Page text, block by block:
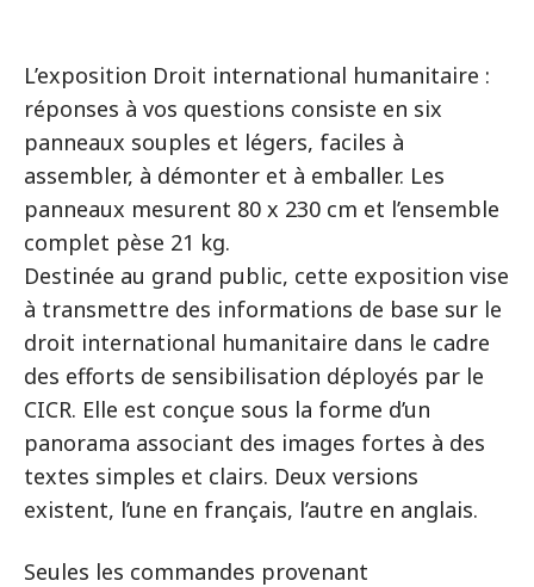
L’exposition Droit international humanitaire :
réponses à vos questions consiste en six
panneaux souples et légers, faciles à
assembler, à démonter et à emballer. Les
panneaux mesurent 80 x 230 cm et l’ensemble
complet pèse 21 kg.
Destinée au grand public, cette exposition vise
à transmettre des informations de base sur le
droit international humanitaire dans le cadre
des efforts de sensibilisation déployés par le
CICR. Elle est conçue sous la forme d’un
panorama associant des images fortes à des
textes simples et clairs. Deux versions
existent, l’une en français, l’autre en anglais.
Seules les commandes provenant